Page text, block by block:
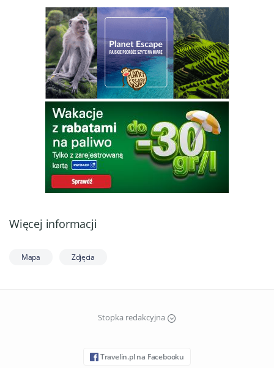
Więcej informacji
Mapa Zdjęcia
Stopka redakcyjna
Travelin.pl na Facebooku